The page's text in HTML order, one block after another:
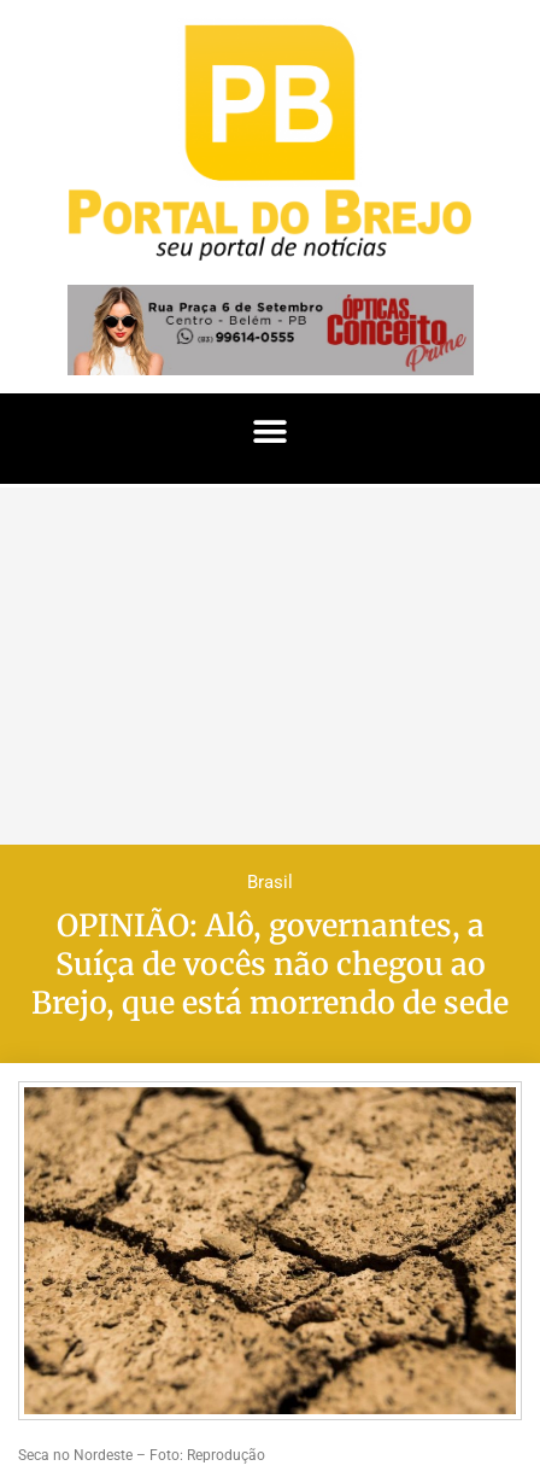
Brasil
OPINIÃO: Alô, governantes, a
Suíça de vocês não chegou ao
Brejo, que está morrendo de sede
Seca no Nordeste – Foto: Reprodução